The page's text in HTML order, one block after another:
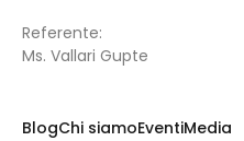
Referente:
Ms. Vallari Gupte
BlogChi siamoEventiMedia